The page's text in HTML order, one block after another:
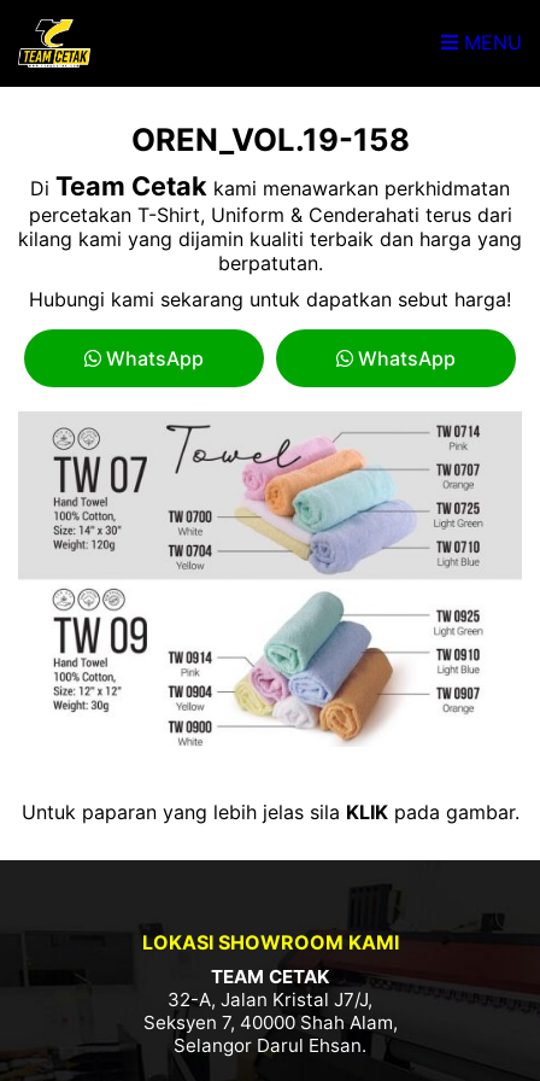
MENU
OREN_VOL.19-158
Di Team Cetak kami menawarkan perkhidmatan
percetakan T-Shirt, Uniform & Cenderahati terus dari
kilang kami yang dijamin kualiti terbaik dan harga yang
berpatutan.
Hubungi kami sekarang untuk dapatkan sebut harga!
WhatsApp WhatsApp
Untuk paparan yang lebih jelas sila KLIKpada gambar.
LOKASI SHOWROOM KAMI
TEAM CETAK
32-A, Jalan Kristal J7/J,
Seksyen 7, 40000 Shah Alam,
Selangor Darul Ehsan.